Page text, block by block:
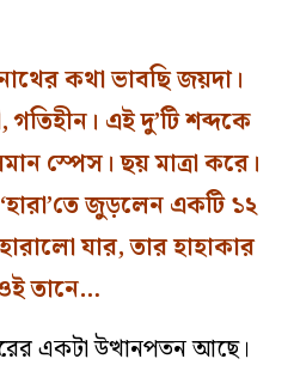
কথা ভাবছি জয়দা।
এই দু’টি শব্দকে
স্পেস। ছয় মাত্রা করে।
জুড়লেন একটি ১২
যার, তার হাহাকার
তানে…
একটা উত্থানপতন আছে।